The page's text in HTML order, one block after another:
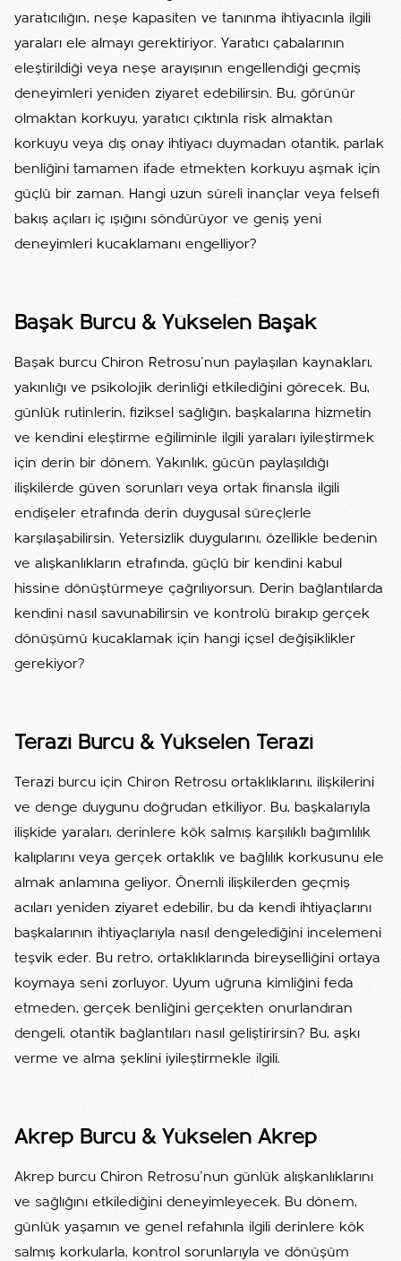
yaratıcılığın, neşe kapasiten ve tanınma ihtiyacınla ilgili
yaraları ele almayı gerektiriyor. Yaratıcı çabalarının
eleştirildiği veya neşe arayışının engellendiği geçmiş
deneyimleri yeniden ziyaret edebilirsin. Bu, görünür
olmaktan korkuyu, yaratıcı çıktınla risk almaktan
korkuyu veya dış onay ihtiyacı duymadan otantik, parlak
benliğini tamamen ifade etmekten korkuyu aşmak için
güçlü bir zaman. Hangi uzun süreli inançlar veya felsefi
bakış açıları iç ışığını söndürüyor ve geniş yeni
deneyimleri kucaklamanı engelliyor?
Başak Burcu & Yükselen Başak
Başak burcu Chiron Retrosu'nun paylaşılan kaynakları,
yakınlığı ve psikolojik derinliği etkilediğini görecek. Bu,
günlük rutinlerin, fiziksel sağlığın, başkalarına hizmetin
ve kendini eleştirme eğiliminle ilgili yaraları iyileştirmek
için derin bir dönem. Yakınlık, gücün paylaşıldığı
ilişkilerde güven sorunları veya ortak finansla ilgili
endişeler etrafında derin duygusal süreçlerle
karşılaşabilirsin. Yetersizlik duygularını, özellikle bedenin
ve alışkanlıkların etrafında, güçlü bir kendini kabul
hissine dönüştürmeye çağrılıyorsun. Derin bağlantılarda
kendini nasıl savunabilirsin ve kontrolü bırakıp gerçek
dönüşümü kucaklamak için hangi içsel değişiklikler
gerekiyor?
Terazi Burcu & Yükselen Terazi
Terazi burcu için Chiron Retrosu ortaklıklarını, ilişkilerini
ve denge duygunu doğrudan etkiliyor. Bu, başkalarıyla
ilişkide yaraları, derinlere kök salmış karşılıklı bağımlılık
kalıplarını veya gerçek ortaklık ve bağlılık korkusunu ele
almak anlamına geliyor. Önemli ilişkilerden geçmiş
acıları yeniden ziyaret edebilir, bu da kendi ihtiyaçlarını
başkalarının ihtiyaçlarıyla nasıl dengelediğini incelemeni
teşvik eder. Bu retro, ortaklıklarında bireyselliğini ortaya
koymaya seni zorluyor. Uyum uğruna kimliğini feda
etmeden, gerçek benliğini gerçekten onurlandıran
dengeli, otantik bağlantıları nasıl geliştirirsin? Bu, aşkı
verme ve alma şeklini iyileştirmekle ilgili.
Akrep Burcu & Yükselen Akrep
Akrep burcu Chiron Retrosu'nun günlük alışkanlıklarını
ve sağlığını etkilediğini deneyimleyecek. Bu dönem,
günlük yaşamın ve genel refahınla ilgili derinlere kök
salmış korkularla, kontrol sorunlarıyla ve dönüşüm